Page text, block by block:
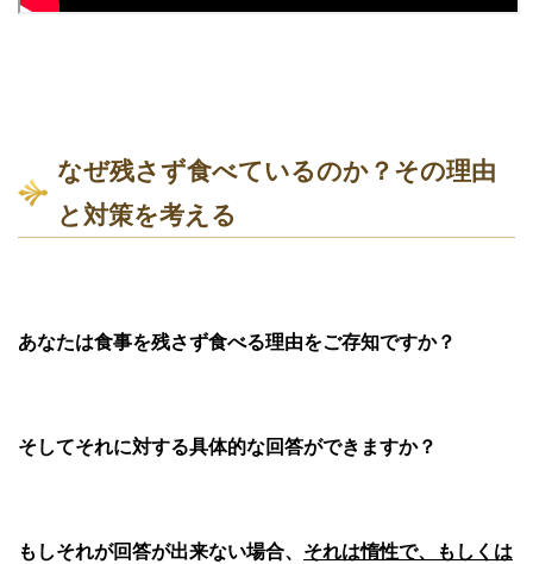
なぜ残さず食べているのか？その理由
と対策を考える
あなたは食事を残さず食べる理由をご存知ですか？
そしてそれに対する具体的な回答ができますか？
もしそれが回答が出来ない場合、 それは惰性で、もしくは